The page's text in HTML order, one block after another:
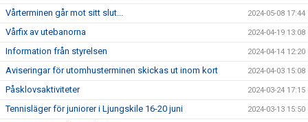
Vårterminen går mot sitt slut... 2024-05-08 17:44
Vårfix av utebanorna 2024-04-19 13:08
Information från styrelsen 2024-04-14 12:20
Aviseringar för utomhusterminen skickas ut inom kort 2024-04-03 15:08
Påsklovsaktiviteter 2024-03-24 17:15
Tennisläger för juniorer i Ljungskile 16-20 juni 2024-03-13 15:50